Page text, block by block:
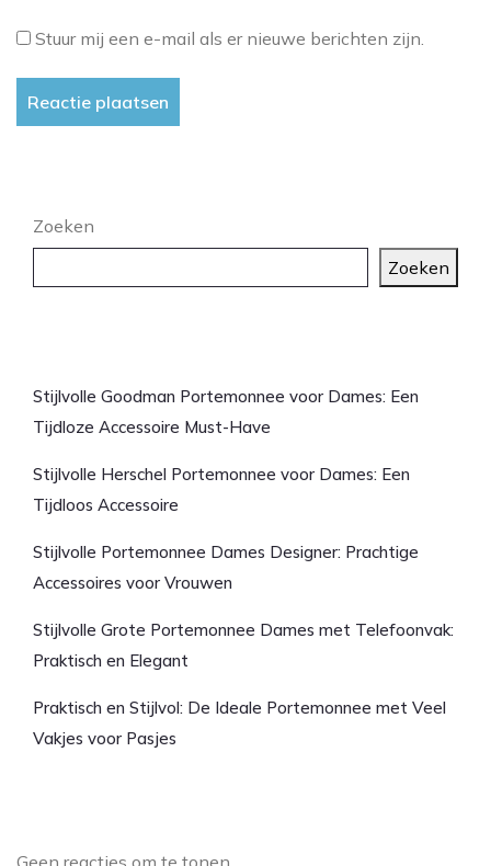
Stuur mij een e-mail als er nieuwe berichten zijn.
Zoeken
Zoeken
Stijlvolle Goodman Portemonnee voor Dames: Een
Tijdloze Accessoire Must-Have
Stijlvolle Herschel Portemonnee voor Dames: Een
Tijdloos Accessoire
Stijlvolle Portemonnee Dames Designer: Prachtige
Accessoires voor Vrouwen
Stijlvolle Grote Portemonnee Dames met Telefoonvak:
Praktisch en Elegant
Praktisch en Stijlvol: De Ideale Portemonnee met Veel
Vakjes voor Pasjes
Geen reacties om te tonen.